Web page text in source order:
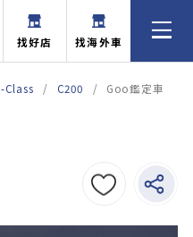
找好店 找海外車
Class C200 Goo鑑定車